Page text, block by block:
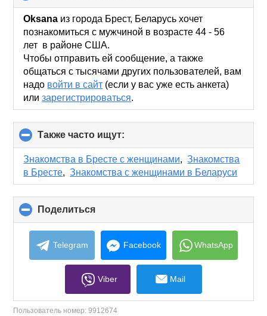
to
collapse
contents
Oksana из города Брест, Беларусь хочет
познакомиться с мужчиной в возрасте 44 - 56
лет в районе США.
Чтобы отправить ей сообщение, а также
общаться с тысячами других пользователей, вам
надо войти в сайт (если у вас уже есть анкета)
илизарегистрироваться.
Также часто ищут:
to
collapse
contents
Знакомства в Бресте с женщинами,Знакомства
в Бресте,Знакомства с женщинами в Беларуси
Поделиться
to
collapse
contents
Telegram Facebook WhatsApp
Viber Mail
Пользователь номер:9912674